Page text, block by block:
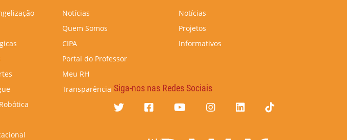
Notícias
Quem Somos
CIPA
Portal do Professor
Meu RH
Transparência
Notícias
Projetos
Informativos
Siga-nos nas Redes Sociais